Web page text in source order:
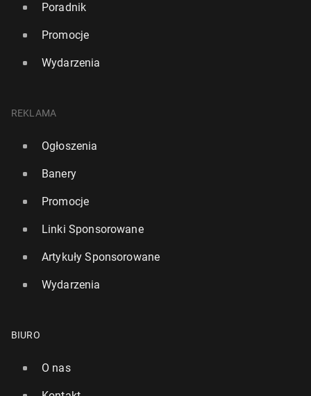
Poradnik
Promocje
Wydarzenia
REKLAMA
Ogłoszenia
Banery
Promocje
Linki Sponsorowane
Artykuły Sponsorowane
Wydarzenia
BIURO
O nas